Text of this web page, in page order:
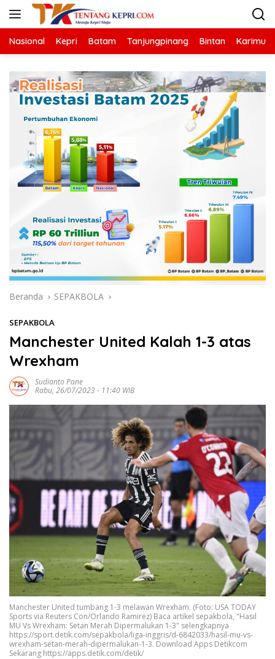
Langsung
Nasional Kepri Batam Tanjungpinang Bintan Karimun
Beranda SEPAKBOLA
SEPAKBOLA
Manchester United Kalah 1-3 atas
Wrexham
Sudianto Pane
Rabu, 26/07/2023 - 11:40 WIB
Manchester United tumbang 1-3 melawan Wrexham. (Foto: USA TODAY
Sports via Reuters Con/Orlando Ramirez) Baca artikel sepakbola, "Hasil
MU Vs Wrexham: Setan Merah Dipermalukan 1-3" selengkapnya
https://sport.detik.com/sepakbola/liga-inggris/d-6842033/hasil-mu-vs-
wrexham-setan-merah-dipermalukan-1-3. Download Apps Detikcom
Sekarang https://apps.detik.com/detik/